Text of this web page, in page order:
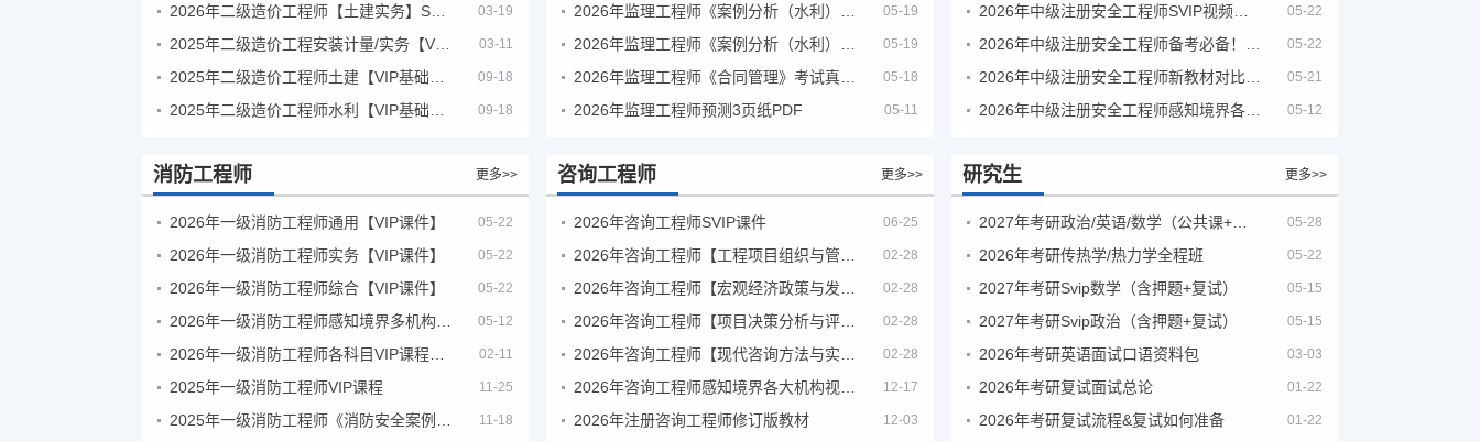
03-19
03-11
09-18
09-18
05-19
05-19
05-18
2026年监理工程师预测3页纸PDF 05-11
2026年中级注册安全工程师SVIP视频课程 05-22
05-22
05-21
2026年中级注册安全工程师感知境界各大机构课程 05-12
消防工程师 更多>>
2026年一级消防工程师通用【VIP课件】 05-22
2026年一级消防工程师实务【VIP课件】 05-22
2026年一级消防工程师综合【VIP课件】 05-22
05-12
02-11
2025年一级消防工程师VIP课程 11-25
11-18
咨询工程师 更多>>
2026年咨询工程师SVIP课件 06-25
02-28
02-28
02-28
02-28
12-17
2026年注册咨询工程师修订版教材 12-03
研究生 更多>>
2027年考研政治/英语/数学（公共课+专业课） 05-28
2026年考研传热学/热力学全程班 05-22
2027年考研Svip数学（含押题+复试） 05-15
2027年考研Svip政治（含押题+复试） 05-15
2026年考研英语面试口语资料包 03-03
2026年考研复试面试总论 01-22
2026年考研复试流程&复试如何准备 01-22